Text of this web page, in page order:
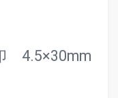
4.5×30mm